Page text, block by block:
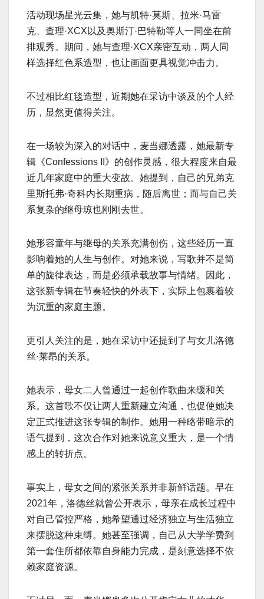
活动现场星光云集，她与凯特·莫斯、拉米·马雷
克、查理·XCX以及奥斯汀·巴特勒等人一同坐在前
排观秀。期间，她与查理·XCX亲密互动，两人同
样选择红色系造型，也让画面更具视觉冲击力。
不过相比红毯造型，近期她在采访中谈及的个人经
历，显然更值得关注。
在一场较为深入的对话中，麦当娜透露，她最新专
辑《Confessions II》的创作灵感，很大程度来自最
近几年家庭中的重大变故。她提到，自己的兄弟克
里斯托弗·奇科内长期重病，随后离世；而与自己关
系复杂的继母琼也刚刚去世。
她形容童年与继母的关系充满创伤，这些经历一直
影响着她的人生与创作。对她来说，写歌并不是简
单的旋律表达，而是必须承载故事与情绪。因此，
这张新专辑在节奏轻快的外表下，实际上包裹着较
为沉重的家庭主题。
更引人关注的是，她在采访中还提到了与女儿洛德
丝·莱昂的关系。
她表示，母女二人曾通过一起创作歌曲来缓和关
系。这首歌不仅让两人重新建立沟通，也促使她决
定正式推进这张专辑的制作。她用一种略带暗示的
语气提到，这次合作对她来说意义重大，是一个情
感上的转折点。
事实上，母女之间的紧张关系并非新鲜话题。早在
2021年，洛德丝就曾公开表示，母亲在成长过程中
对自己管控严格，她希望通过经济独立与生活独立
来摆脱这种束缚。她甚至强调，自己从大学学费到
第一套住所都依靠自身能力完成，是刻意选择不依
赖家庭资源。